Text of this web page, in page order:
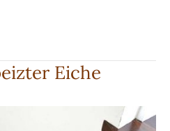
Eiche